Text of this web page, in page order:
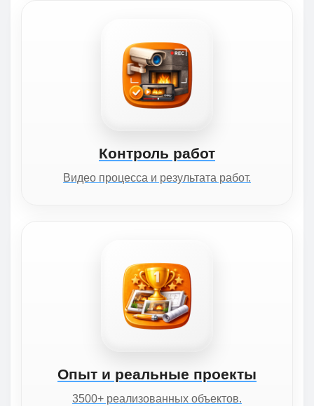
Контроль работ
Видео процесса и результата работ.
Опыт и реальные проекты
3500+ реализованных объектов.